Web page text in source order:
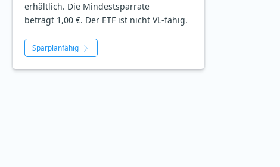
erhältlich. Die Mindestsparrate
beträgt 1,00 €. Der ETF ist nicht VL-fähig.
Sparplanfähig